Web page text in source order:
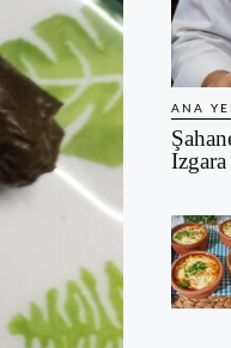
ANA
Izgara